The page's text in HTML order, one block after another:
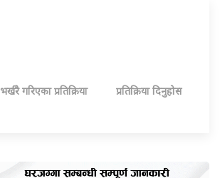
भर्खरै गरिएका प्रतिक्रिया प्रतिक्रिया दिनुहोस